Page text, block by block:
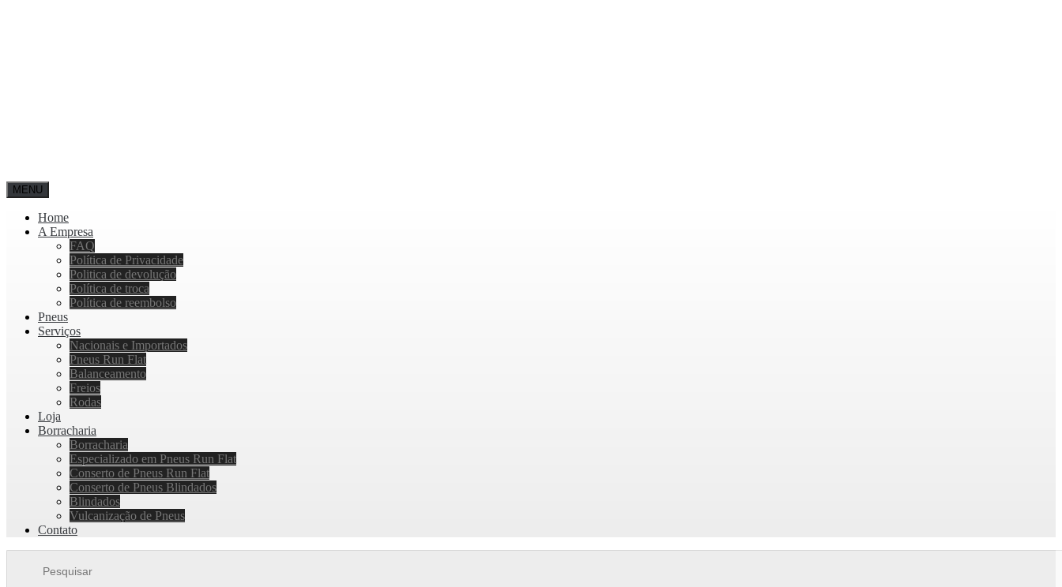
MENU
Home
A Empresa
FAQ
Política de Privacidade
Politica de devolução
Política de troca
Política de reembolso
Pneus
Serviços
Nacionais e Importados
Pneus Run Flat
Balanceamento
Freios
Rodas
Loja
Borracharia
Borracharia
Especializado em Pneus Run Flat
Conserto de Pneus Run Flat
Conserto de Pneus Blindados
Blindados
Vulcanização de Pneus
Contato